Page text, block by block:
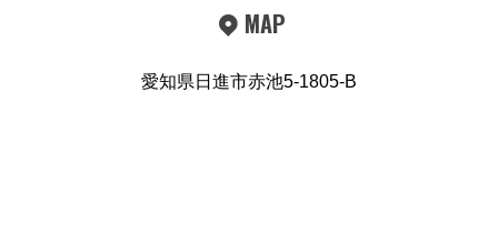
MAP
愛知県日進市赤池5-1805-B